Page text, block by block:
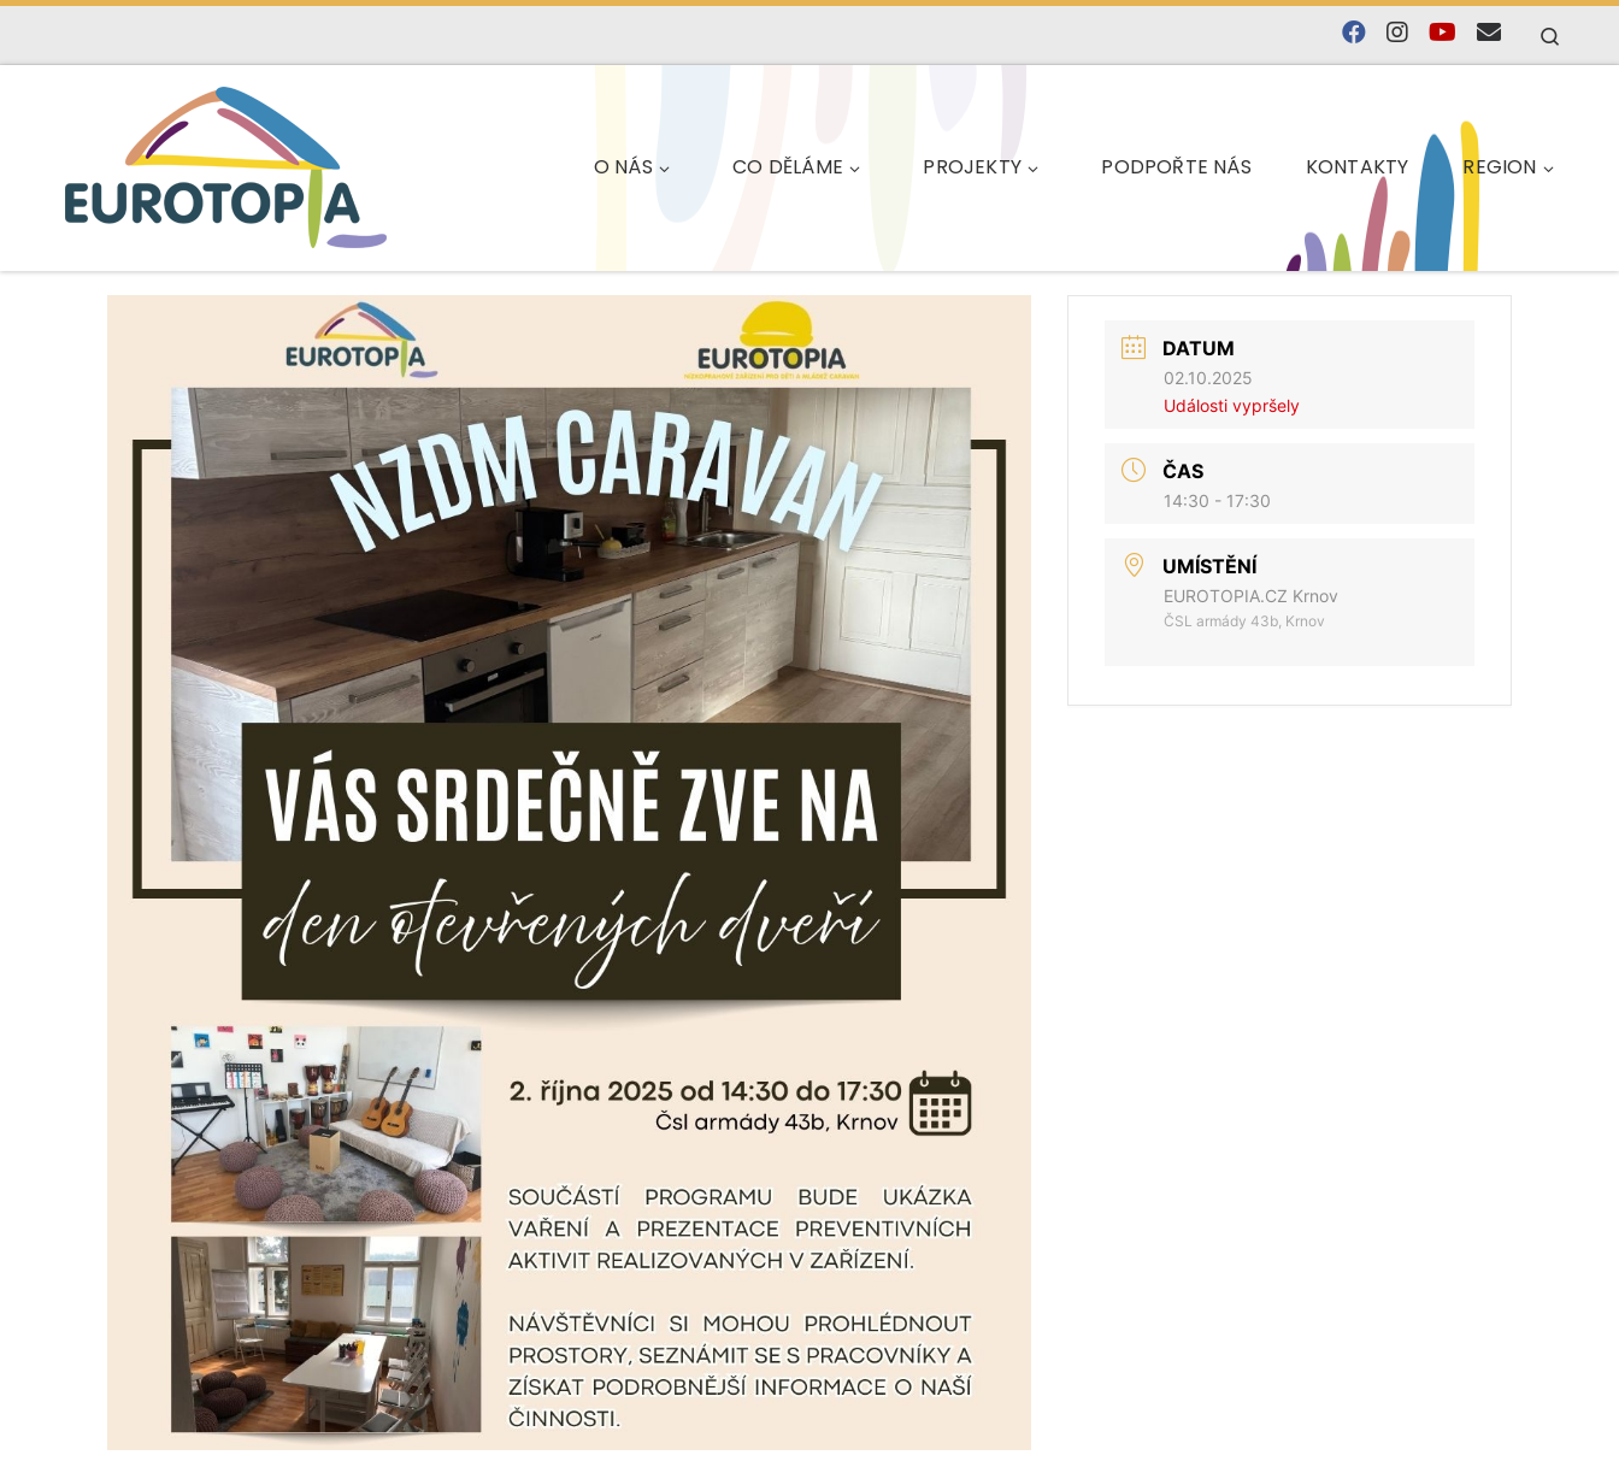
O NÁS CO DĚLÁME PROJEKTY PODPOŘTE NÁS KONTAKTY REGION
DATUM
02.10.2025
Události vypršely
ČAS
14:30 - 17:30
UMÍSTĚNÍ
EUROTOPIA.CZ Krnov
ČSL armády 43b, Krnov